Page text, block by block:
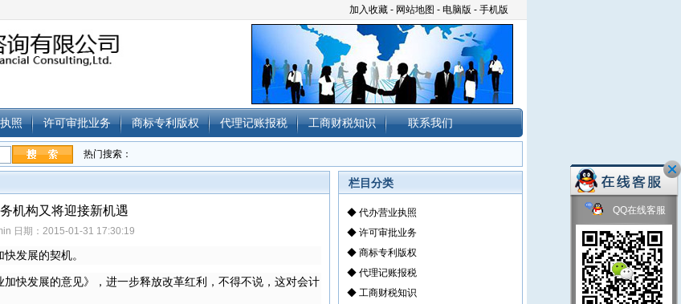
加入收藏 - 网站地图 - 电脑版 - 手机版
照 许可审批业务 商标专利版权 代理记账报税 工商财税知识 联系我们
热门搜索：
机构又将迎接新机遇
日期：2015-01-31 17:30:19
发展的契机。
快发展的意见》，进一步释放改革红利，不得不说，这对会计
栏目分类
◆ 代办营业执照
◆ 许可审批业务
◆ 商标专利版权
◆ 代理记账报税
◆ 工商财税知识
QQ在线客服